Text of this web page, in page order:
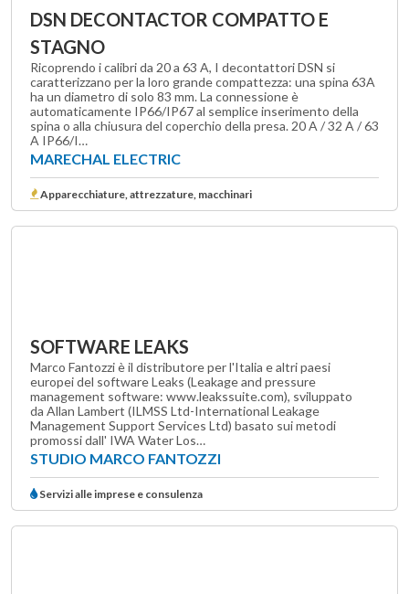
DSN DECONTACTOR COMPATTO E
STAGNO
Ricoprendo i calibri da 20 a 63 A, I decontattori DSN si
caratterizzano per la loro grande compattezza: una spina 63A
ha un diametro di solo 83 mm. La connessione è
automaticamente IP66/IP67 al semplice inserimento della
spina o alla chiusura del coperchio della presa. 20 A / 32 A / 63
A IP66/I…
MARECHAL ELECTRIC
Apparecchiature, attrezzature, macchinari
SOFTWARE LEAKS
Marco Fantozzi è il distributore per l'Italia e altri paesi
europei del software Leaks (Leakage and pressure
management software: www.leakssuite.com), sviluppato
da Allan Lambert (ILMSS Ltd-International Leakage
Management Support Services Ltd) basato sui metodi
promossi dall' IWA Water Los…
STUDIO MARCO FANTOZZI
Servizi alle imprese e consulenza